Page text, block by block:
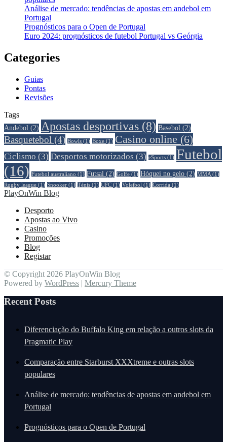
Análise de mercado: tendências de apostas em andebol em
Portugal
Prognósticos para o Open de Portugal
Euro 2024: prognósticos de futebol Portugal vs Geórgia
Categories
Guias
Pontas
Revisões
Tags
Andebol (2) Apostas desportivas (8) Basebol (2)
Basquetebol (4) Bowls (1) Boxe (1) Casino online (6)
Ciclismo (3) Desportos motorizados (3) eSports (1) Futebol
(16) Futebol australiano (1) Futsal (2) Golfe (1) Hóquei no gelo (2) MMA (1)
Rugby league (1) Snooker (1) Ténis (1) UFC (1) Voleibol (1) Сorrida (1)
PlayOnWin Blog
Desporto
Apostas ao Vivo
Casino
Promoções
Blog
Registar
© Copyright 2026 PlayOnWin Blog
Powered by WordPress | Mercury Theme
Recent Posts
Diferenciação do Buffalo King em relação a outros slots da
Pragmatic Play
Comparação entre Starburst XXXtreme e outras slots
populares
Análise de mercado: tendências de apostas em andebol em
Portugal
Prognósticos para o Open de Portugal